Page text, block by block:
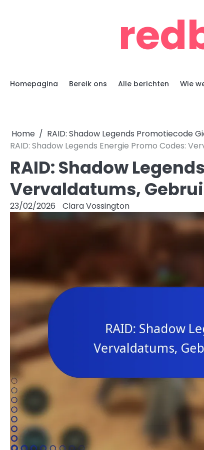
Homepagina Bereik ons Alle berichten Wie
Home
RAID: Shadow Legends Promotiecode
RAID: Shadow Legends Energie Promo Codes:
RAID: Shadow
Vervaldatums,
23/02/2026 Clara Vossington